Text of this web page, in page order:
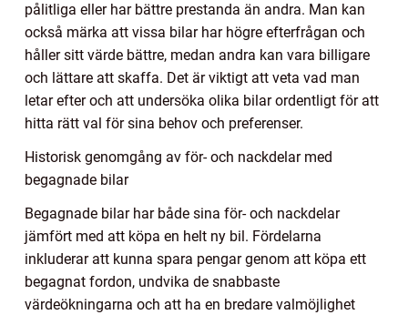
pålitliga eller har bättre prestanda än andra. Man kan
också märka att vissa bilar har högre efterfrågan och
håller sitt värde bättre, medan andra kan vara billigare
och lättare att skaffa. Det är viktigt att veta vad man
letar efter och att undersöka olika bilar ordentligt för att
hitta rätt val för sina behov och preferenser.
Historisk genomgång av för- och nackdelar med
begagnade bilar
Begagnade bilar har både sina för- och nackdelar
jämfört med att köpa en helt ny bil. Fördelarna
inkluderar att kunna spara pengar genom att köpa ett
begagnat fordon, undvika de snabbaste
värdeökningarna och att ha en bredare valmöjlighet